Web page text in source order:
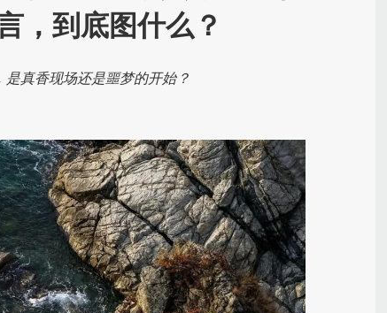
，到底图什么？
真香现场还是噩梦的开始？